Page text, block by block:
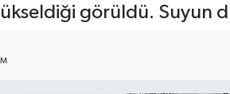
görüldü. Suyun